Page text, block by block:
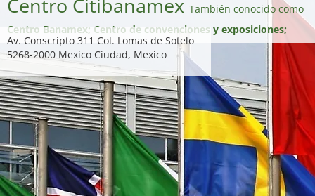
Centro Citibanamex También conocido como
Centro Banamex; Centro de convenciones y exposiciones;
Av. Conscripto 311 Col. Lomas de Sotelo
5268-2000 Mexico Ciudad, Mexico
Sectores de proveedor de servicios